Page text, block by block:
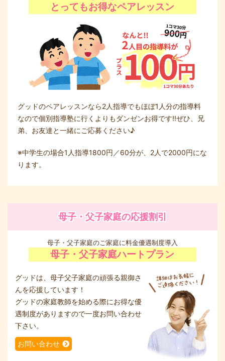
とってもお得なペアレッスン
グッドのペアレッスンなら2人指導でもほぼ1人分の指導料
なので個別指導塾に行くよりもダンゼンお得です!!ぜひ、兄
弟、お友達と一緒にご応募ください♪
※中学生の場合1人指導1800円／60分が、2人で2000円にな
ります。
母子・父子家庭の応援割引
母子・父子家庭のご家庭に料金優遇制度導入
母子・父子家庭ハートプラン
グッドは、母子父子家庭の頑張る親御さ
んを応援しています！
グッドの家庭教師を始める際にお得な優
遇制度がありますので一度お問い合わせ
下さい。
お問い合わせ